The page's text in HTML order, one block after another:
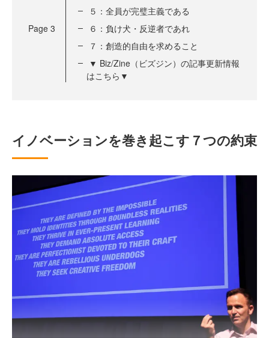
Page 3
５：全員が完璧主義である
６：負け犬・反逆者であれ
７：創造的自由を求めること
▼ Biz/Zine（ビズジン）の記事更新情報
はこちら▼
イノベーションを巻き起こす７つの約束